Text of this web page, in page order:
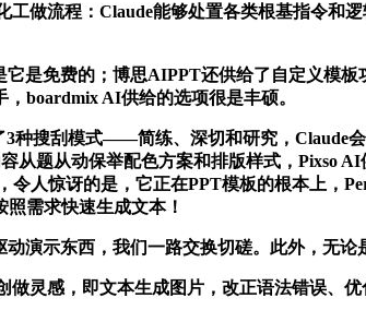
做流程：Claude能够处置各类根基指令和
免费的；博思AIPPT还供给了自定义模板
boardmix AI供给的选项很是丰硕。
搜刮模式——简练、深切和研究，Claude
题从动保举配色方案和排版样式，Pixso
人惊讶的是，它正在PPT模板的根本上，
需求快速生成文本！
示东西，我们一路交换切磋。此外，无论
灵感，即文本生成图片，改正语法错误、优